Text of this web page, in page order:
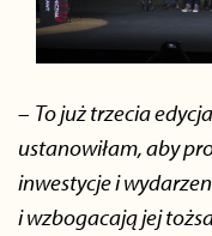
– To już trzecia
ustanowiłam, aby
inwestycje i
i wzbogacają jej